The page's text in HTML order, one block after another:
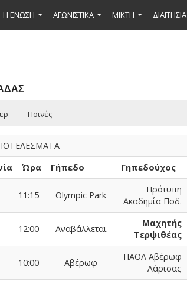
Η ΕΝΩΣΗ ΑΓΩΝΙΣΤΙΚΑ ΜΙΚΤΉ ΔΙΑΙΤΗΣΙΑ
Ποινές
Ώρα Γήπεδο Γηπεδούχος
11:15 Olympic Park
Πρότυπη
Ακαδημία Ποδ.
12:00 Αναβάλλεται
Μαχητής
Τερψιθέας
10:00 Αβέρωφ
ΠΑΟΛ Αβέρωφ
Λάρισας